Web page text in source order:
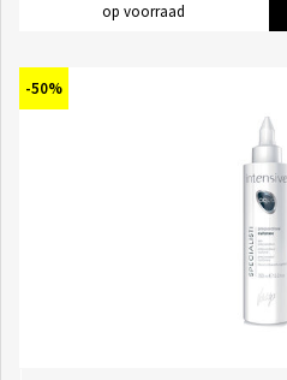
op voorraad
-50%